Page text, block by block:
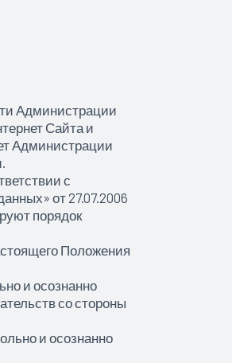
Администрации
Сайта и
Администрации
с
от 27.07.2006
порядок
Положения
и осознанно
со стороны
и осознанно